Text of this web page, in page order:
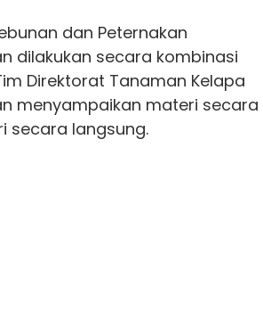
dan Peternakan
dilakukan secara kombinasi
Direktorat Tanaman Kelapa
menyampaikan materi secara
secara langsung.